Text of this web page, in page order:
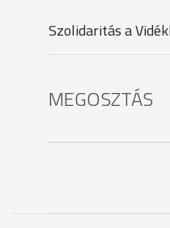
Szolidaritás a
MEGOSZTÁS